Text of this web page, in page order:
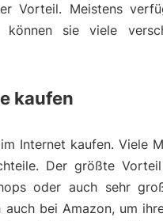
Vorteil. Meistens
sie viele
kaufen
Internet kaufen. Viele
Der größte
oder auch sehr
bei Amazon, um